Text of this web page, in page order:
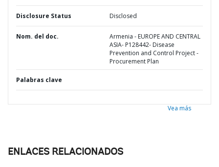
Disclosure Status Disclosed
Nom. del doc.
Armenia - EUROPE AND CENTRAL
ASIA- P128442- Disease
Prevention and Control Project -
Procurement Plan
Palabras clave
Vea más
ENLACES RELACIONADOS